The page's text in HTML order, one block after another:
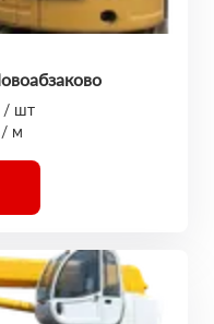
/ шт
/ м